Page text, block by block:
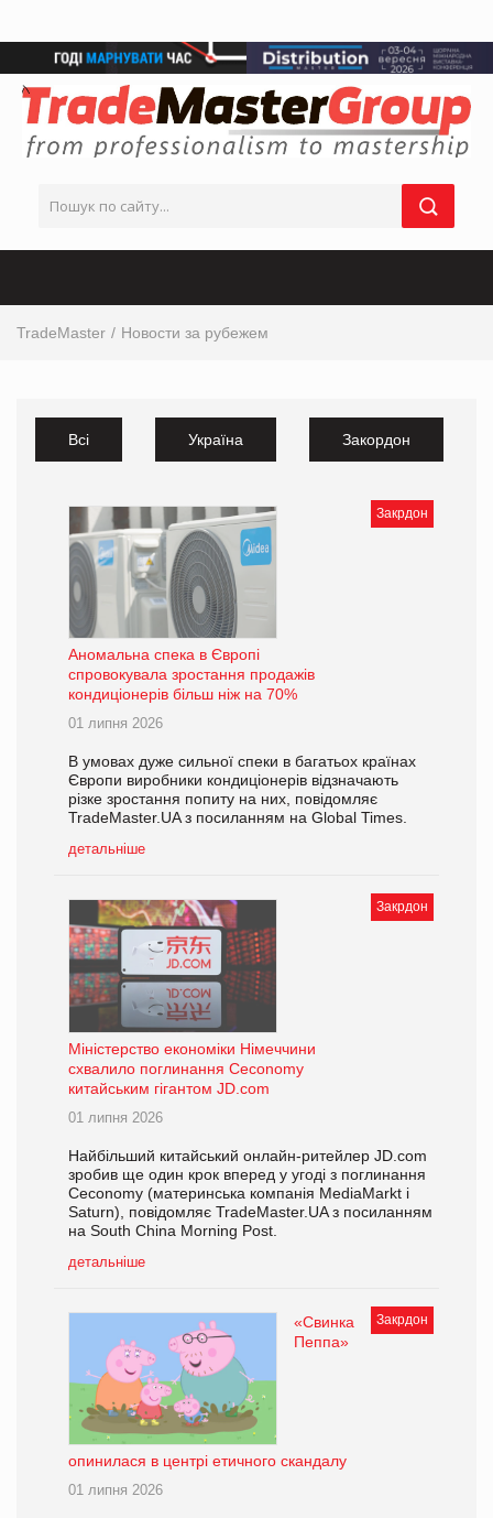
TradeMaster Новости за рубежем
Всі Україна Закордон
Закрдон
Аномальна спека в Європі
спровокувала зростання продажів
кондиціонерів більш ніж на 70%
01 липня 2026
В умовах дуже сильної спеки в багатьох країнах
Європи виробники кондиціонерів відзначають
різке зростання попиту на них, повідомляє
TradeMaster.UA з посиланням на Global Times.
детальніше
Закрдон
Міністерство економіки Німеччини
схвалило поглинання Ceconomy
китайським гігантом JD.com
01 липня 2026
Найбільший китайський онлайн-ритейлер JD.com
зробив ще один крок вперед у угоді з поглинання
Ceconomy (материнська компанія MediaMarkt і
Saturn), повідомляє TradeMaster.UA з посиланням
на South China Morning Post.
детальніше
Закрдон
«Свинка
Пеппа»
опинилася в центрі етичного скандалу
01 липня 2026